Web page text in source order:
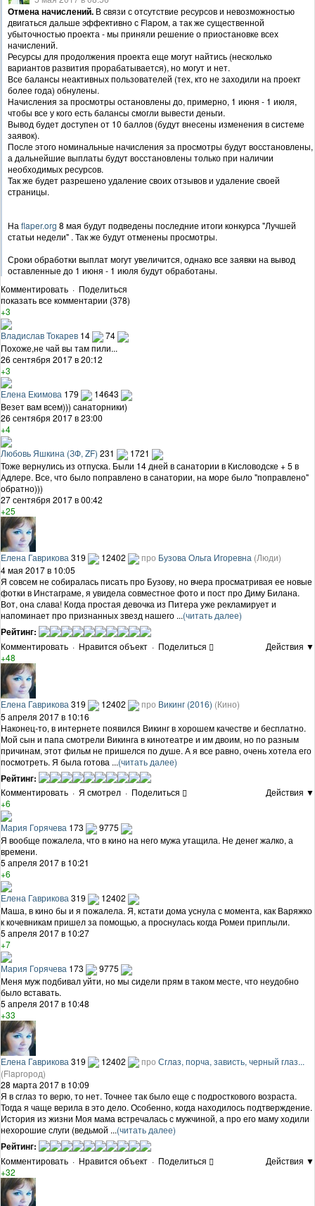
Отмена начислений. В связи с отсутствие ресурсов и невозможностью
двигаться дальше эффективно с Flapом, а так же существенной
убыточностью проекта - мы приняли решение о приостановке всех
начислений.
Ресурсы для продолжения проекта еще могут найтись (несколько
вариантов развития прорабатывается), но могут и нет.
Все балансы неактивных пользователей (тех, кто не заходили на проект
более года) обнулены.
Начисления за просмотры остановлены до, примерно, 1 июня - 1 июля,
чтобы все у кого есть балансы смогли вывести деньги.
Вывод будет доступен от 10 баллов (будут внесены изменения в системе
заявок).
После этого номинальные начисления за просмотры будут восстановлены,
а дальнейшие выплаты будут восстановлены только при наличии
необходимых ресурсов.
Так же будет разрешено удаление своих отзывов и удаление своей
страницы.
На flaper.org 8 мая будут подведены последние итоги конкурса "Лучшей
статьи недели" . Так же будут отменены просмотры.
Сроки обработки выплат могут увеличится, однако все заявки на вывод
оставленные до 1 июня - 1 июля будут обработаны.
Комментировать · Поделиться
показать все комментарии (378)
+3
Владислав Токарев 14
74
Похоже,не чай вы там пили...
26 сентября 2017 в 20:12
+3
Елена Екимова 179
14643
Везет вам всем))) санаторники)
26 сентября 2017 в 23:00
+4
Любовь Яшкина (ЗФ, ZF) 231
1721
Тоже вернулись из отпуска. Были 14 дней в санатории в Кисловодске + 5 в
Адлере. Все, что было поправлено в санатории, на море было "поправлено"
обратно)))
27 сентября 2017 в 00:42
+25
Елена Гаврикова 319 12402 про Бузова Ольга Игоревна (Люди)
4 мая 2017 в 10:05
Я совсем не собиралась писать про Бузову, но вчера просматривая ее новые
фотки в Инстаграме, я увидела совместное фото и пост про Диму Билана.
Вот, она слава! Когда простая девочка из Питера уже рекламирует и
напоминает про признанных звезд нашего ...(читать далее)
Рейтинг:
Комментировать · Нравится объект · Поделиться
Действия ▼
+48
Елена Гаврикова 319 12402 про Викинг (2016) (Кино)
5 апреля 2017 в 10:16
Наконец-то, в интернете появился Викинг в хорошем качестве и бесплатно.
Мой сын и папа смотрели Викинга в кинотеатре и им двоим, но по разным
причинам, этот фильм не пришелся по душе. А я все равно, очень хотела его
посмотреть. Я была готова ...(читать далее)
Рейтинг:
Комментировать · Я смотрел · Поделиться
Действия ▼
+6
Мария Горячева 173
9775
Я вообще пожалела, что в кино на него мужа утащила. Не денег жалко, а
времени.
5 апреля 2017 в 10:21
+6
Елена Гаврикова 319
12402
Маша, в кино бы и я пожалела. Я, кстати дома уснула с момента, как Варяжко
к кочевникам пришел за помощью, а проснулась когда Ромеи приплыли.
5 апреля 2017 в 10:27
+7
Мария Горячева 173
9775
Меня муж подбивал уйти, но мы сидели прям в таком месте, что неудобно
было вставать.
5 апреля 2017 в 10:48
+33
Елена Гаврикова 319 12402 про Сглаз, порча, зависть, черный глаз...
(Flapгород)
28 марта 2017 в 10:09
Я в сглаз то верю, то нет. Точнее так было еще с подросткового возраста.
Тогда я чаще верила в это дело. Особенно, когда находилось подтверждение.
История из жизни Моя мама встречалась с мужчиной, а про его маму ходили
нехорошие слуги (ведьмой ...(читать далее)
Рейтинг:
Комментировать · Нравится объект · Поделиться
Действия ▼
+32